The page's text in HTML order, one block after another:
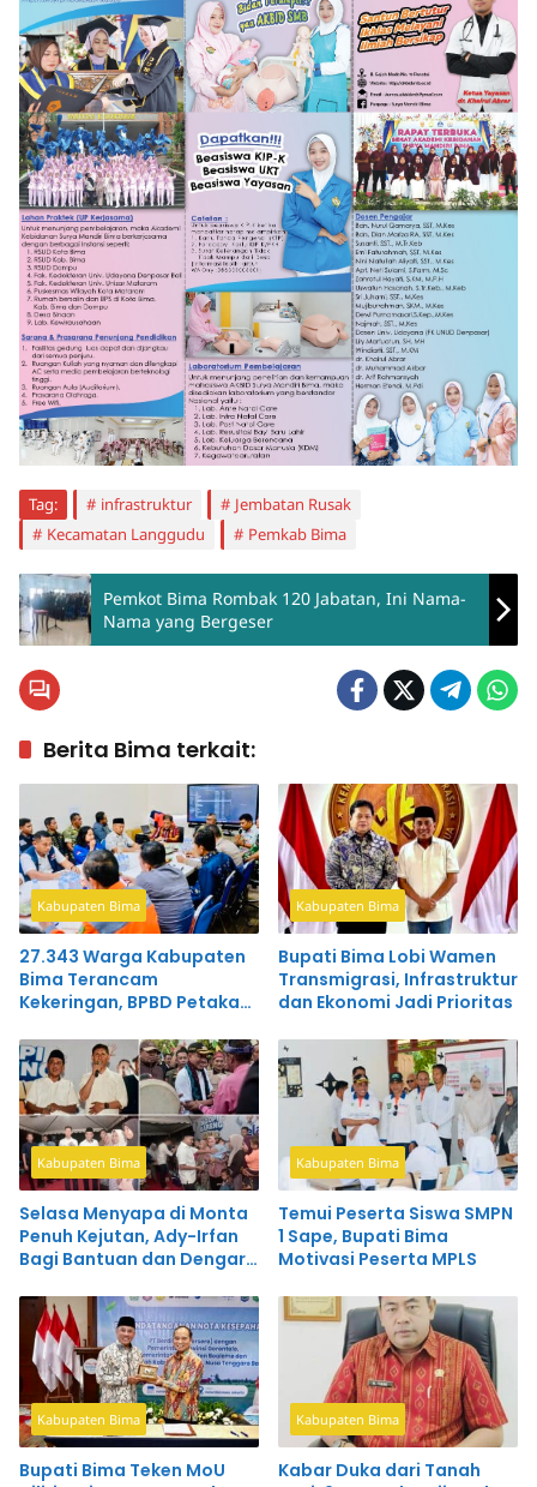
Tag: infrastruktur
Jembatan Rusak
Kecamatan Langgudu
Pemkab Bima
Pemkot Bima Rombak 120 Jabatan, Ini Nama-
Nama yang Bergeser
Berita Bima terkait:
Kabupaten Bima
27.343 Warga Kabupaten
Bima Terancam
Kekeringan, BPBD Petakan
Kabupaten Bima
Bupati Bima Lobi Wamen
Transmigrasi, Infrastruktur
dan Ekonomi Jadi Prioritas
Kabupaten Bima
Selasa Menyapa di Monta
Penuh Kejutan, Ady-Irfan
Bagi Bantuan dan Dengar
Kabupaten Bima
Temui Peserta Siswa SMPN
1 Sape, Bupati Bima
Motivasi Peserta MPLS
Kabupaten Bima
Bupati Bima Teken MoU
Kabupaten Bima
Kabar Duka dari Tanah